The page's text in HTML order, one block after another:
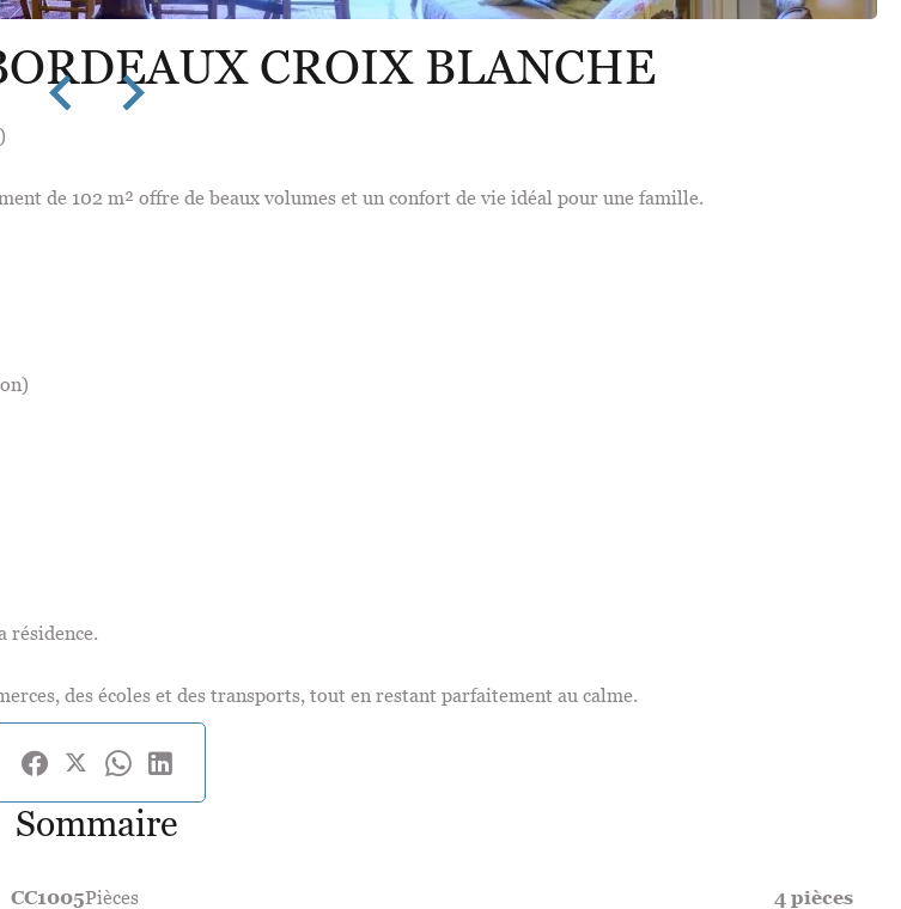
CROIX BLANCHE
de 102 m² offre de beaux volumes et un confort de vie idéal pour une famille.
résidence.
des écoles et des transports, tout en restant parfaitement au calme.
Sommaire
CC1005Pièces 4 pièces